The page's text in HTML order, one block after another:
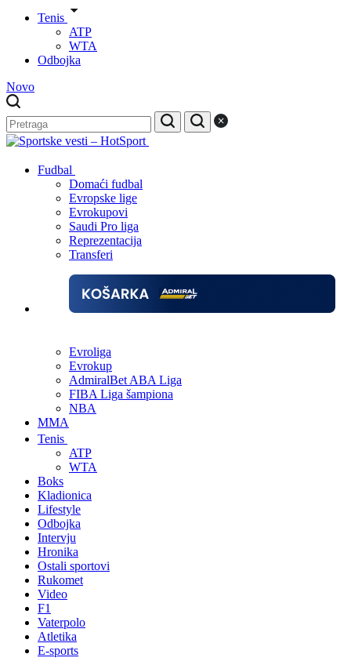
Tenis
ATP
WTA
Odbojka
Novo
Fudbal
Domaći fudbal
Evropske lige
Evrokupovi
Saudi Pro liga
Reprezentacija
Transferi
Evroliga
Evrokup
AdmiralBet ABA Liga
FIBA Liga šampiona
NBA
MMA
Tenis
ATP
WTA
Boks
Kladionica
Lifestyle
Odbojka
Intervju
Hronika
Ostali sportovi
Rukomet
Video
F1
Vaterpolo
Atletika
E-sports